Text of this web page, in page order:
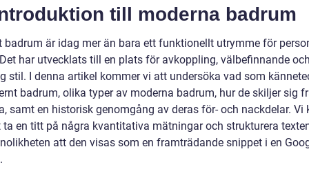
till moderna badrum
badrum är idag mer än bara ett funktionellt utrymme för
har utvecklats till en plats för avkoppling, välbefinnande
stil. I denna artikel kommer vi att undersöka vad som
badrum, olika typer av moderna badrum, hur de skiljer sig
samt en historisk genomgång av deras för- och nackdelar. Vi
ta en titt på några kvantitativa mätningar och strukturera
att den visas som en framträdande snippet i en